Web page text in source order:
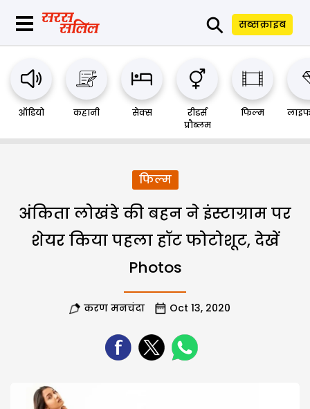
⚲ सब्सक्राइब
ऑडियो कहानी सेक्स
रीडर्स
प्रौब्लम
फिल्म
फिल्म
अंकिता लोखंडे की बहन ने इंस्टाग्राम पर
शेयर किया पहला हॉट फोटोशूट, देखें
Photos
करण मनचंदा Oct 13, 2020